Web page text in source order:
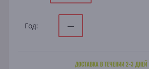
Год: —
ДОСТАВКА В ТЕЧЕНИИ 2-3 ДНЕЙ